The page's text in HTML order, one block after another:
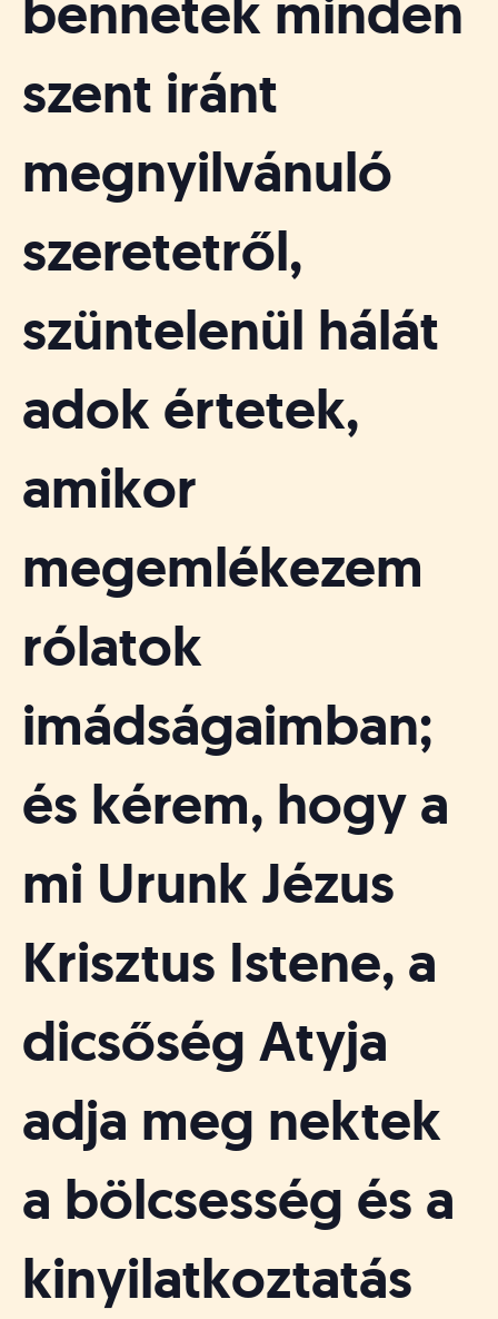
e
-
a
p
a
szent iránt
megnyilvánuló
szeretetről,
szüntelenül hálát
adok értetek,
amikor
megemlékezem
rólatok
imádságaimban;
és kérem, hogy a
mi Urunk Jézus
Krisztus Istene, a
dicsőség Atyja
adja meg nektek
a bölcsesség és a
kinyilatkoztatás